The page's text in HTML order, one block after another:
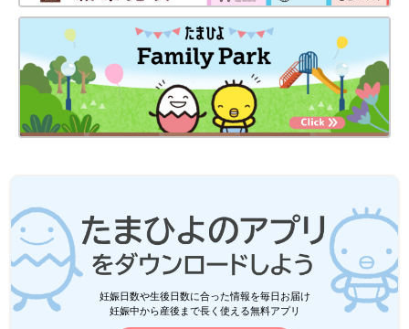
妊娠日数や生後日数に合った情報を毎日お届け
妊娠中から産後まで長く使える無料アプリ